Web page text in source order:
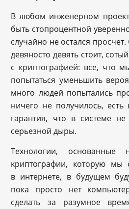
В любом инженерном
быть стопроцентной
случайно не остался просчет.
девяносто девять стоит,
с криптографией: все, что
попытаться уменьшить
много людей попытались
ничего не получилось, есть
гарантия, что в системе
серьезной дыры.
Технологии, основанные
криптографии, которую мы
в интернете, в будущем
пока просто нет
сделать за разумное